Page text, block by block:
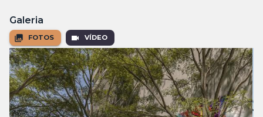
Galeria
FOTOS VÍDEO